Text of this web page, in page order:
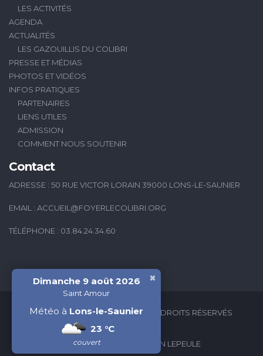
LES ACTIVITÉS
AGENDA
ACTUALITÉS
LES GAZOUILLIS DU COLIBRI
PRESSE ET MÉDIAS
PHOTOS ET VIDÉOS
INFOS PRATIQUES
PARTENAIRES
LIENS UTILES
ADMISSION
COMMENT NOUS SOUTENIR
Contact
ADRESSE : 50 RUE VICTOR LORAIN 39000 LONS-LE-SAUNIER
EMAIL : ACCUEIL@FOYERLECOLIBRI.ORG
TÉLÉPHONE : 03.84.24.34.60
2026 © FOYER LE COLIBRI - TOUS DROITS RÉSERVÉS
CRÉATION WEB : VALÉRIAN LEPEULE
Dimanche 9 août 2026
Saint Amour
Météo à Lons-le-Saunier
23 °C
couvert
×